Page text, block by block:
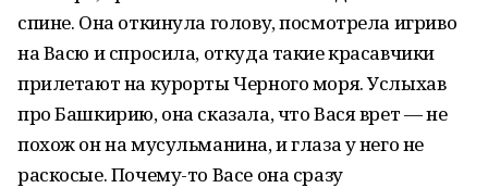
спине. Она откинула голову, посмотрела игриво
на Васю и спросила, откуда такие красавчики
прилетают на курорты Черного моря. Услыхав
про Башкирию, она сказала, что Вася врет — не
похож он на мусульманина, и глаза у него не
раскосые. Почему-то Васе она сразу